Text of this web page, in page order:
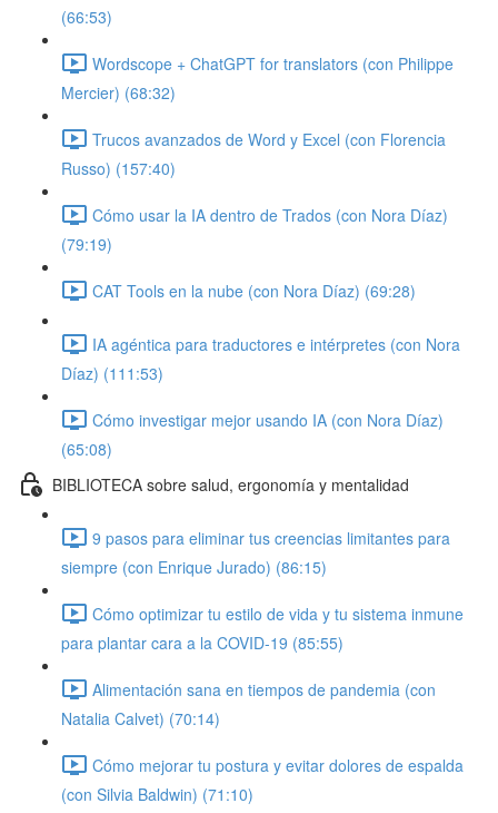
(66:53)
Wordscope + ChatGPT for translators (con Philippe
Mercier) (68:32)
Trucos avanzados de Word y Excel (con Florencia
Russo) (157:40)
Cómo usar la IA dentro de Trados (con Nora Díaz)
(79:19)
CAT Tools en la nube (con Nora Díaz) (69:28)
IA agéntica para traductores e intérpretes (con Nora
Díaz) (111:53)
Cómo investigar mejor usando IA (con Nora Díaz)
(65:08)
BIBLIOTECA sobre salud, ergonomía y mentalidad
9 pasos para eliminar tus creencias limitantes para
siempre (con Enrique Jurado) (86:15)
Cómo optimizar tu estilo de vida y tu sistema inmune
para plantar cara a la COVID-19 (85:55)
Alimentación sana en tiempos de pandemia (con
Natalia Calvet) (70:14)
Cómo mejorar tu postura y evitar dolores de espalda
(con Silvia Baldwin) (71:10)